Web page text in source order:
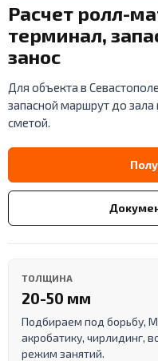
Расчет ролл-
терминал,
занос
Для объекта в
запасной маршрут до зала
сметой.
ТОЛЩИНА
20-50 мм
Подбираем под борьбу,
акробатику, чирлидинг,
режим занятий.